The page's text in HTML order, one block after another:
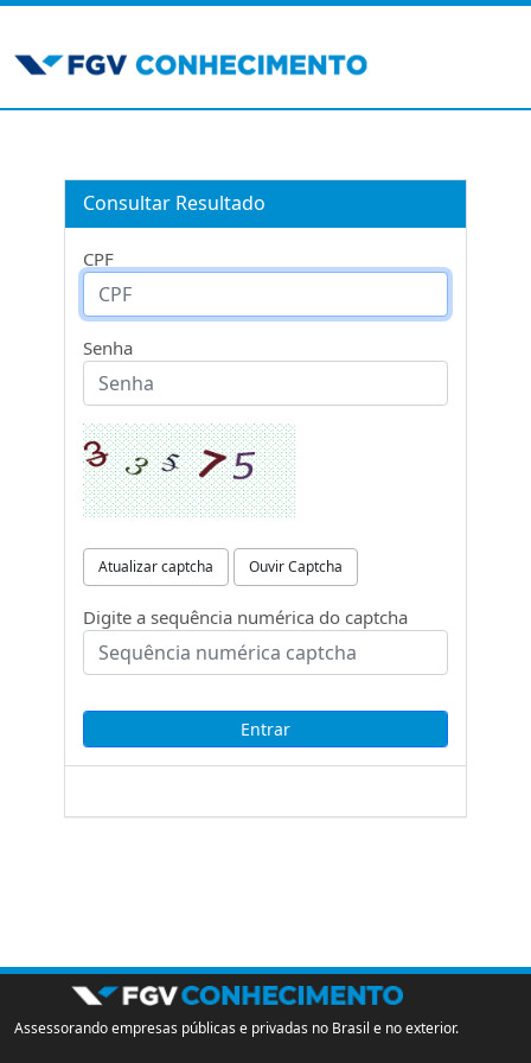
Consultar Resultado
CPF
Senha
Atualizar captcha Ouvir Captcha
Digite a sequência numérica do captcha
Assessorando empresas públicas e privadas no Brasil e no exterior.